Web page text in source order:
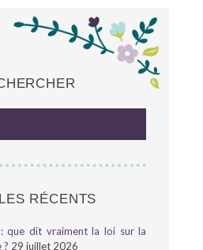
RÉCENTS
que dit vraiment la loi sur la
? 29 juillet 2026